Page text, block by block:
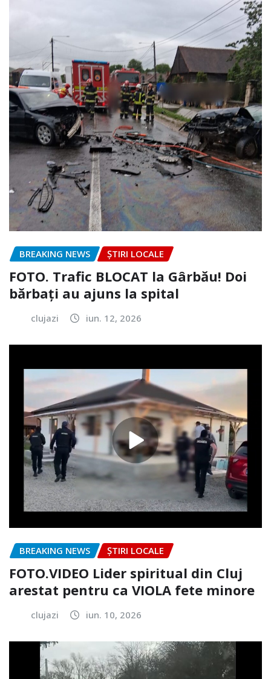
BREAKING NEWS ȘTIRI LOCALE
FOTO. Trafic BLOCAT la Gârbău! Doi
bărbați au ajuns la spital
clujazi iun. 12, 2026
BREAKING NEWS ȘTIRI LOCALE
FOTO.VIDEO Lider spiritual din Cluj
arestat pentru ca VIOLA fete minore
clujazi iun. 10, 2026